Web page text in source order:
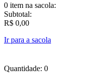
0 item na sacola:
Subtotal:
R$ 0,00
Ir para a sacola
Quantidade: 0